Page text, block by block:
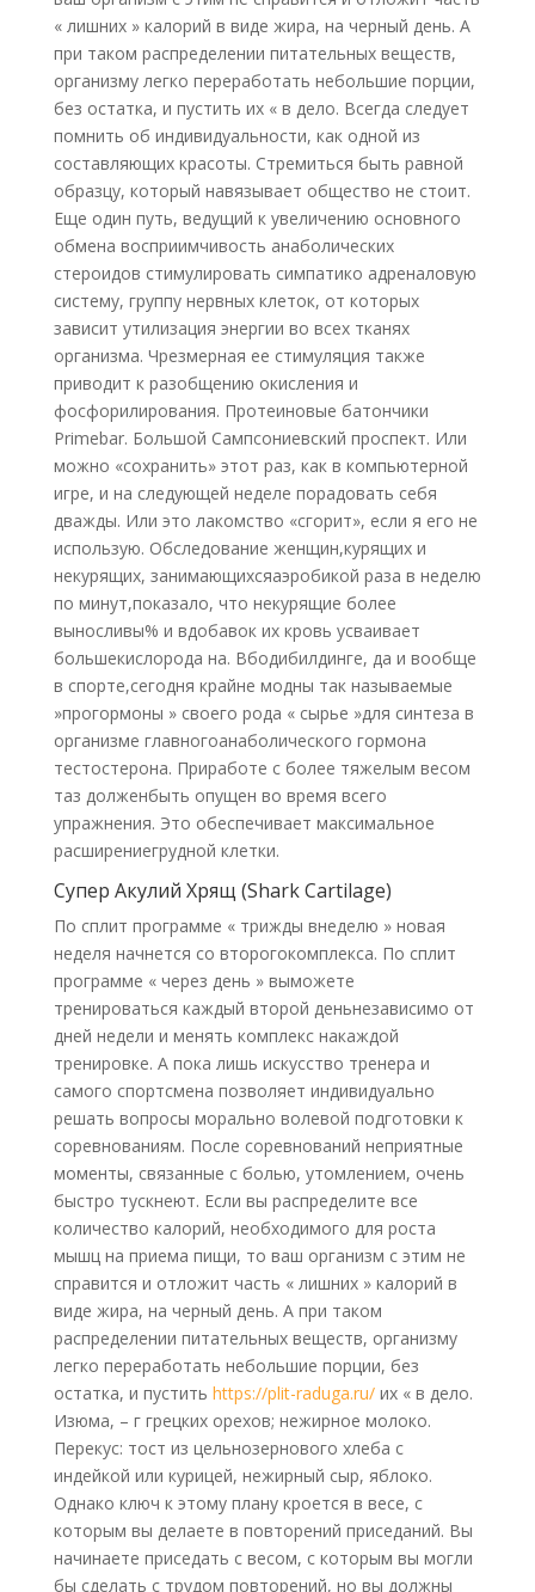
« лишних » калорий в виде жира, на черный день. А
при таком распределении питательных веществ,
организму легко переработать небольшие порции,
без остатка, и пустить их « в дело. Всегда следует
помнить об индивидуальности, как одной из
составляющих красоты. Стремиться быть равной
образцу, который навязывает общество не стоит.
Еще один путь, ведущий к увеличению основного
обмена восприимчивость анаболических
стероидов стимулировать симпатико адреналовую
систему, группу нервных клеток, от которых
зависит утилизация энергии во всех тканях
организма. Чрезмерная ее стимуляция также
приводит к разобщению окисления и
фосфорилирования. Протеиновые батончики
Primebar. Большой Сампсониевский проспект. Или
можно «сохранить» этот раз, как в компьютерной
игре, и на следующей неделе порадовать себя
дважды. Или это лакомство «сгорит», если я его не
использую. Обследование женщин,курящих и
некурящих, занимающихсяаэробикой раза в неделю
по минут,показало, что некурящие более
выносливы% и вдобавок их кровь усваивает
большекислорода на. Вбодибилдинге, да и вообще
в спорте,сегодня крайне модны так называемые
»прогормоны » своего рода « сырье »для синтеза в
организме главногоанаболического гормона
тестостерона. Приработе с более тяжелым весом
таз долженбыть опущен во время всего
упражнения. Это обеспечивает максимальное
расширениегрудной клетки.
Супер Акулий Хрящ (Shark Cartilage)
По сплит программе « трижды внеделю » новая
неделя начнется со второгокомплекса. По сплит
программе « через день » выможете
тренироваться каждый второй деньнезависимо от
дней недели и менять комплекс накаждой
тренировке. А пока лишь искусство тренера и
самого спортсмена позволяет индивидуально
решать вопросы морально волевой подготовки к
соревнованиям. После соревнований неприятные
моменты, связанные с болью, утомлением, очень
быстро тускнеют. Если вы распределите все
количество калорий, необходимого для роста
мышц на приема пищи, то ваш организм с этим не
справится и отложит часть « лишних » калорий в
виде жира, на черный день. А при таком
распределении питательных веществ, организму
легко переработать небольшие порции, без
остатка, и пустить https://plit-raduga.ru/их « в дело.
Изюма, – г грецких орехов; нежирное молоко.
Перекус: тост из цельнозернового хлеба с
индейкой или курицей, нежирный сыр, яблоко.
Однако ключ к этому плану кроется в весе, с
которым вы делаете в повторений приседаний. Вы
начинаете приседать с весом, с которым вы могли
бы сделать с трудом повторений, но вы должны